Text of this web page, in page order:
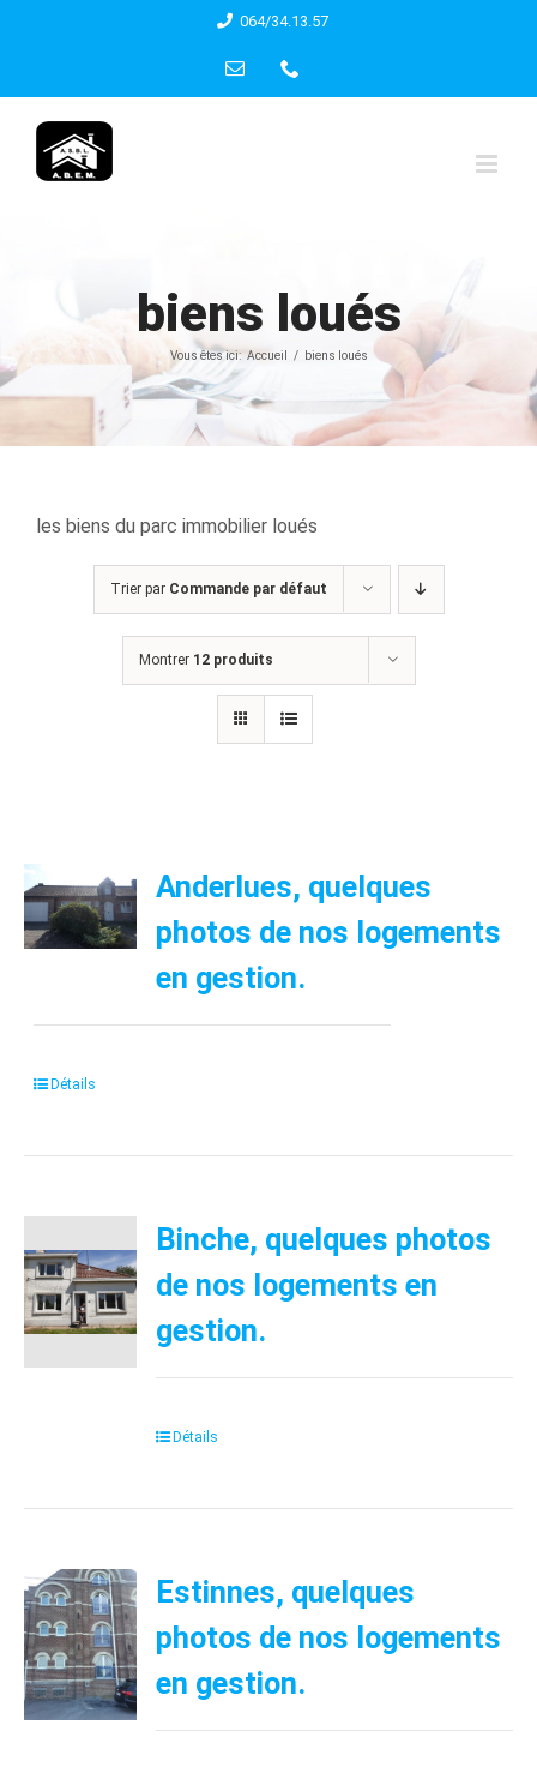
content
064/34.13.57
Email
biens loués
Vous êtes ici: Accueil biens loués
les biens du parc immobilier loués
Trier par Commande par défaut
Montrer 12 produits
Anderlues, quelques
photos de nos logements
en gestion.
Détails
Binche, quelques photos
de nos logements en
gestion.
Détails
Estinnes, quelques
photos de nos logements
en gestion.